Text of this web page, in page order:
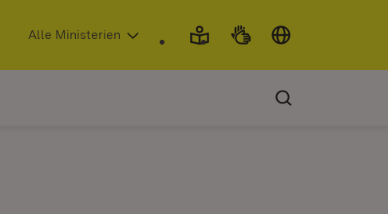
in neuem Fenster)
Alle Ministerien